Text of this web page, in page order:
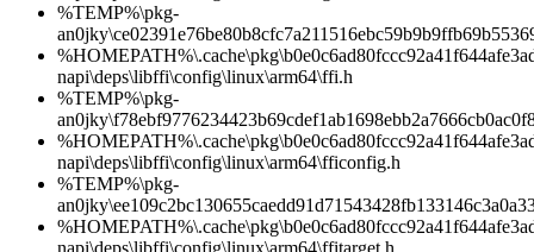
%TEMP%\pkg-
napi\deps\libffi\config\linux\arm64\ffi.h
%TEMP%\pkg-
napi\deps\libffi\config\linux\arm64\fficonfig.h
%TEMP%\pkg-